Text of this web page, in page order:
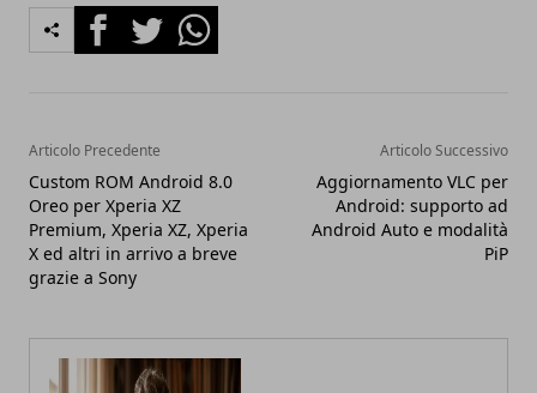
FacebookTwitterWhatsapp
Articolo Precedente
Custom ROM Android 8.0
Oreo per Xperia XZ
Premium, Xperia XZ, Xperia
X ed altri in arrivo a breve
grazie a Sony
Articolo Successivo
Aggiornamento VLC per
Android: supporto ad
Android Auto e modalità
PiP